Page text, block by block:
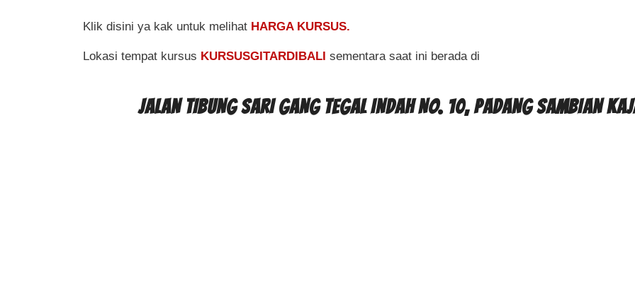
Klik disini ya kak untuk melihat HARGA KURSUS.
Lokasi tempat kursus KURSUSGITARDIBALI sementara saat ini berada di
JALAN TIBUNG SARI GANG TEGAL INDAH NO. 10, PADANG SAMBIAN